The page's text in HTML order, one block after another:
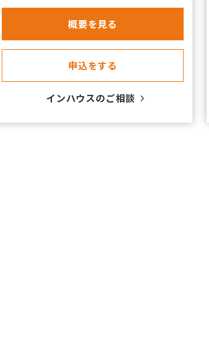
​概要を見る
申込をする
​インハウスのご相談